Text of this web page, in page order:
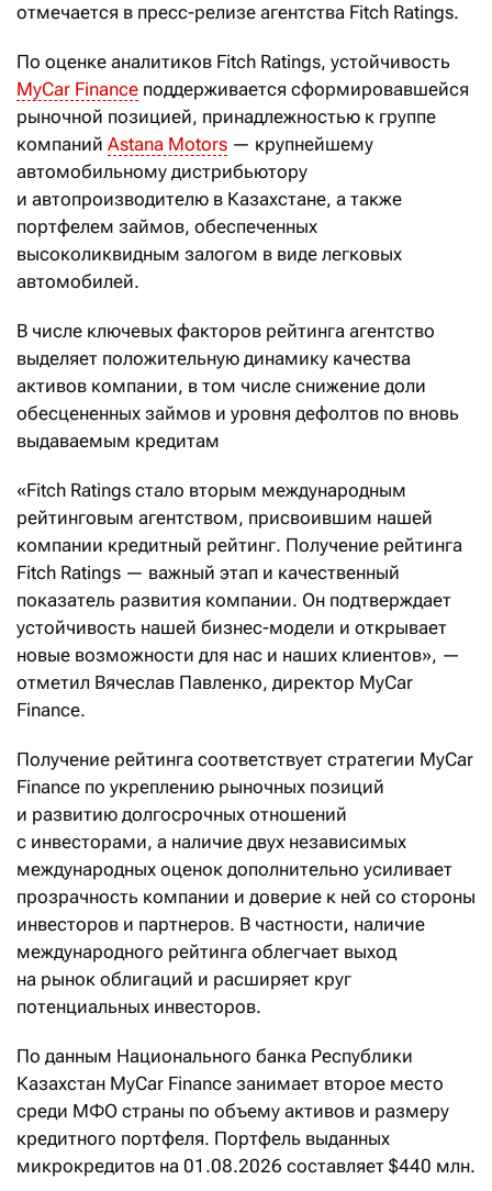
отмечается в пресс-релизе агентства Fitch Ratings.
По оценке аналитиков Fitch Ratings, устойчивость
MyCar Finance поддерживается сформировавшейся
рыночной позицией, принадлежностью к группе
компаний Astana Motors — крупнейшему
автомобильному дистрибьютору
и автопроизводителю в Казахстане, а также
портфелем займов, обеспеченных
высоколиквидным залогом в виде легковых
автомобилей.
В числе ключевых факторов рейтинга агентство
выделяет положительную динамику качества
активов компании, в том числе снижение доли
обесцененных займов и уровня дефолтов по вновь
выдаваемым кредитам
«Fitch Ratings стало вторым международным
рейтинговым агентством, присвоившим нашей
компании кредитный рейтинг. Получение рейтинга
Fitch Ratings — важный этап и качественный
показатель развития компании. Он подтверждает
устойчивость нашей бизнес-модели и открывает
новые возможности для нас и наших клиентов», —
отметил Вячеслав Павленко, директор MyCar
Finance.
Получение рейтинга соответствует стратегии MyCar
Finance по укреплению рыночных позиций
и развитию долгосрочных отношений
с инвесторами, а наличие двух независимых
международных оценок дополнительно усиливает
прозрачность компании и доверие к ней со стороны
инвесторов и партнеров. В частности, наличие
международного рейтинга облегчает выход
на рынок облигаций и расширяет круг
потенциальных инвесторов.
По данным Национального банка Республики
Казахстан MyCar Finance занимает второе место
среди МФО страны по объему активов и размеру
кредитного портфеля. Портфель выданных
микрокредитов на 01.08.2026 составляет $440 млн.